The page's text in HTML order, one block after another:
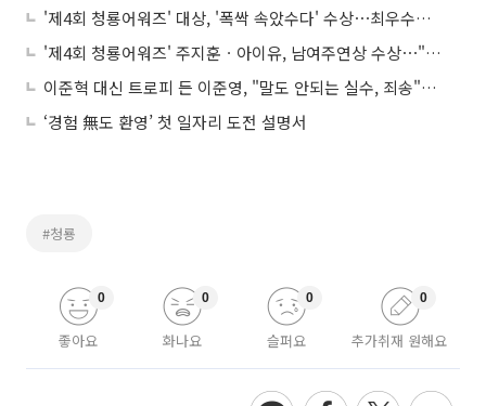
'제4회 청룡어워즈' 대상, '폭싹 속았수다' 수상⋯최우수작품상은 '중증외상센타'
'제4회 청룡어워즈' 주지훈ㆍ아이유, 남여주연상 수상⋯"세상 모든 애순ㆍ금명에게 박수를"
이준혁 대신 트로피 든 이준영, "말도 안되는 실수, 죄송"⋯'청룡어워즈' 해프닝 뭐길래?
‘경험 無도 환영’ 첫 일자리 도전 설명서
#청룡
좋아요
0
화나요
0
슬퍼요
0
추가취재 원해요
0